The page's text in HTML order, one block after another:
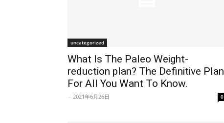
uncategorized
What Is The Paleo Weight-
reduction plan? The Definitive Plan
For All You Want To Know.
- 2021年6月26日 0